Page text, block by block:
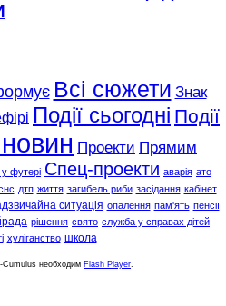
Всі сюжети Знак
Події сьогодні Події
Проекти Прямим
футері Спец-проекти аварія ато
дтп життя загибель риби засідання кабінет
ситуація опалення пам'ять пенсії
рішення свято служба у справах дітей
хуліганство школа
Cumulus необходим Flash Player